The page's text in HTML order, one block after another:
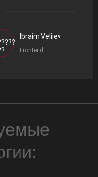
Ibraim Veliiev
Frontend